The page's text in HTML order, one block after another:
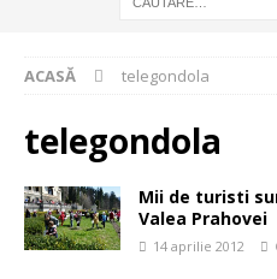
ACASĂ telegondola
telegondola
Mii de turisti
Valea Prahovei
14 aprilie 2012